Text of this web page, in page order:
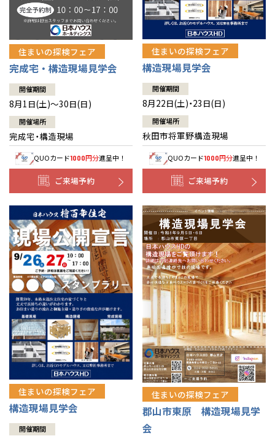
住まいの探検フェア
完成宅・構造現場見学会
開催期間
8月1日(土)～30日(日)
開催場所
完成宅・構造現場
QUOカード1000円分進呈中！
ご来場予約
住まいの探検フェア
構造現場見学会
開催期間
8月22日(土)・23日(日)
開催場所
秋田市将軍野構造現場
QUOカード1000円分進呈中！
ご来場予約
住まいの探検フェア
構造現場見学会
開催期間
住まいの探検フェア
郡山市東原 構造現場見学
会
山口
徳島
高知
鹿児島
長崎
沖縄